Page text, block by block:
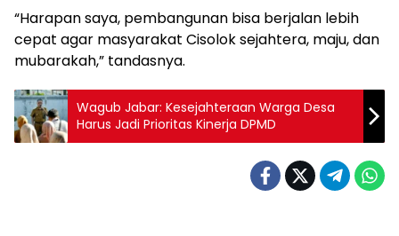
“Harapan saya, pembangunan bisa berjalan lebih
cepat agar masyarakat Cisolok sejahtera, maju, dan
mubarakah,” tandasnya.
Wagub Jabar: Kesejahteraan Warga Desa
Harus Jadi Prioritas Kinerja DPMD